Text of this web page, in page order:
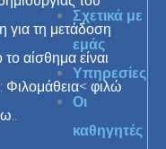
Σχετικά με
εμάς
Υπηρεσίες
Οι
καθηγητές
τη μετάδοση
αίσθημα είναι
Φιλομάθεια< φιλώ